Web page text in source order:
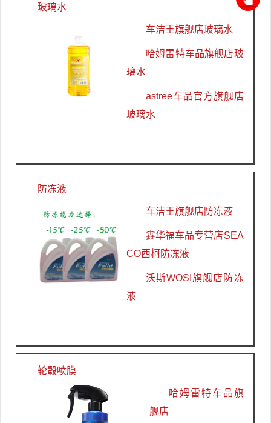
玻璃水
车洁王旗舰店玻璃水
哈姆雷特车品旗舰店玻
璃水
astree车品官方旗舰店
玻璃水
防冻液
车洁王旗舰店防冻液
鑫华福车品专营店SEA
CO西柯防冻液
沃斯WOSI旗舰店防冻
液
轮毂喷膜
哈姆雷特车品旗
舰店
系